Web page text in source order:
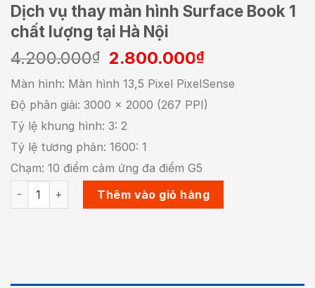
Dịch vụ thay màn hình Surface Book 1
chất lượng tại Hà Nội
4.200.000₫
Giá
gốc
là:
4.200.000₫.
2.800.000₫Giá
hiện
tại
là:
Màn hình: Màn hình 13,5 Pixel PixelSense
Độ phân giải: 3000 x 2000 (267 PPI)
Tỷ lệ khung hình: 3: 2
Tỷ lệ tương phản: 1600: 1
Chạm: 10 điểm cảm ứng đa điểm G5
Dịch vụ thay màn hình Surface Book 1 chất lượng tại Hà Nội
Thêm vào giỏ hàng